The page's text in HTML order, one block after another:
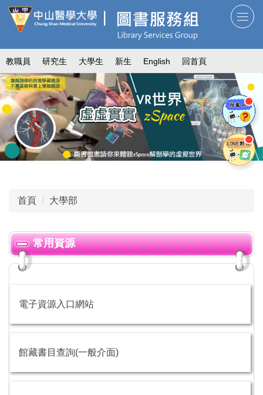
跳
到
要
內
容
區
教職員 研究生 大學生 新生 English 回首頁
首頁 大學部
常用資源
電子資源入口網站
館藏書目查詢(一般介面)